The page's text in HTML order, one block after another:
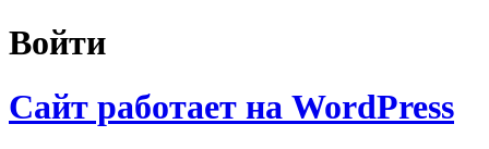
Войти
Сайт работает на WordPress